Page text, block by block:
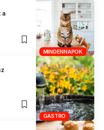
MINDENNAPOK
a
GASTRO